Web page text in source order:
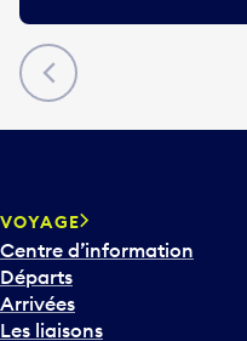
Précédent
VOYAGE
Centre d’information
Départs
Arrivées
Les liaisons